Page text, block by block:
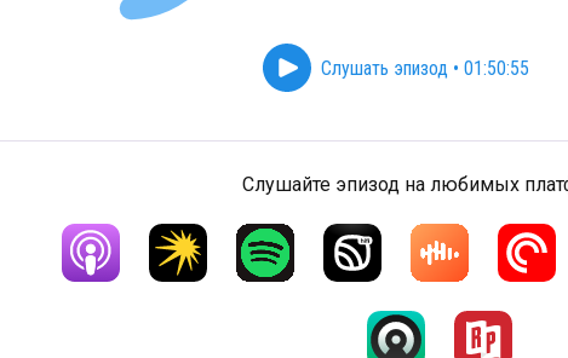
Слушать эпизод • 01:50:55
Слушайте эпизод на любимых